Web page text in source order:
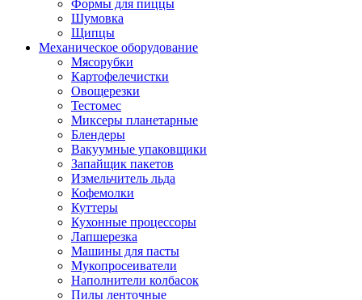
Формы для пиццы
Шумовка
Щипцы
Механическое оборудование
Мясорубки
Картофелечистки
Овощерезки
Тестомес
Миксеры планетарные
Блендеры
Вакуумные упаковщики
Запайщик пакетов
Измельчитель льда
Кофемолки
Куттеры
Кухонные процессоры
Лапшерезка
Машины для пасты
Мукопросеиватели
Наполнители колбасок
Пилы ленточные